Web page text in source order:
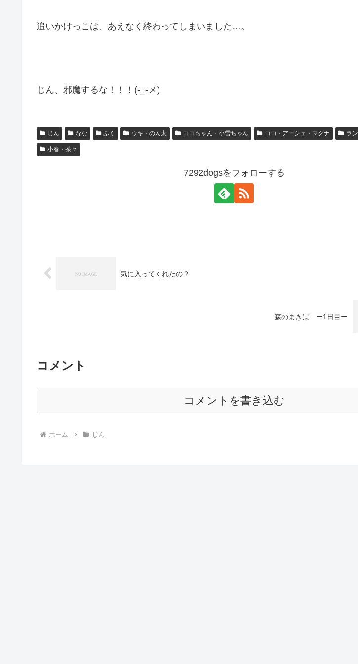
追いかけっこは、あえなく終わってしまいました…。
じん、邪魔するな！！！(-_-メ)
じん なな ふく ウキ・のん太 ココちゃん・小雪ちゃん ココ・アーシェ・マグナ ラン
小春・茶々
7292dogsをフォローする
気に入ってくれたの？
森のまきば ー1日目ー
コメント
コメントを書き込む
ホーム じん